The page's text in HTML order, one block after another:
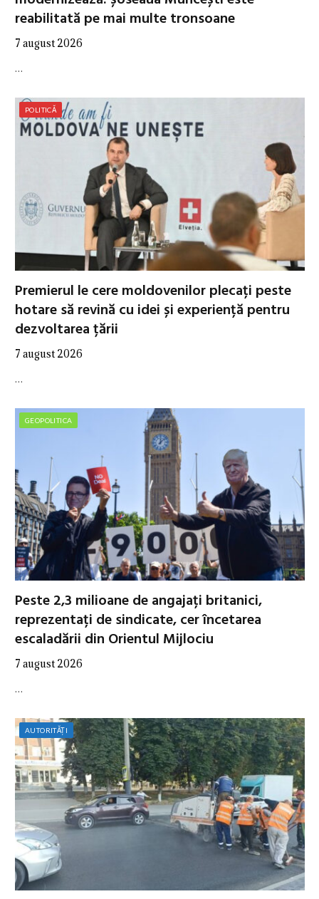
reabilitată pe mai multe tronsoane
7 august 2026
…
POLITICĂ
Premierul le cere moldovenilor plecați peste
hotare să revină cu idei și experiență pentru
dezvoltarea țării
7 august 2026
…
GEOPOLITICA
Peste 2,3 milioane de angajați britanici,
reprezentați de sindicate, cer încetarea
escaladării din Orientul Mijlociu
7 august 2026
…
AUTORITĂȚI